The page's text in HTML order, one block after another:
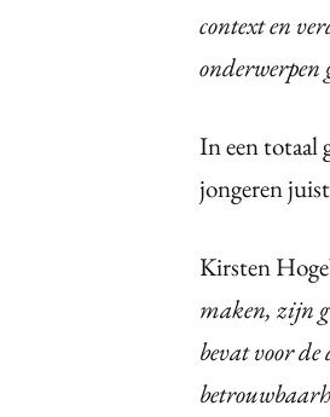
context en
onderwerpen
In een totaal
jongeren
Kirsten
maken, zijn
bevat voor